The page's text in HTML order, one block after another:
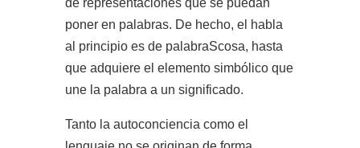
de representaciones que se puedan
poner en palabras. De hecho, el habla
al principio es de palabraScosa, hasta
que adquiere el elemento simbólico que
une la palabra a un significado.
Tanto la autoconciencia como el